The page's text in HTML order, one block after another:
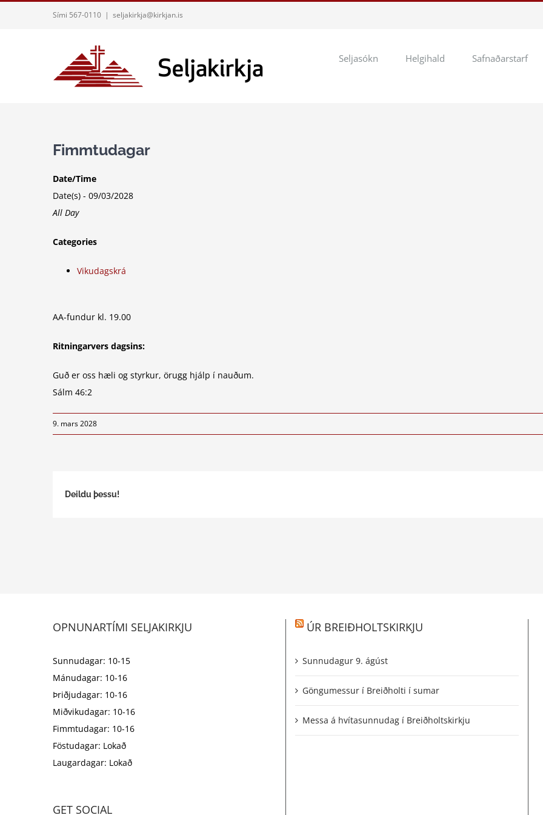
Sími 567-0110 | seljakirkja@kirkjan.is
Seljasókn Helgihald Safnaðarstarf
Fimmtudagar
Date/Time
Date(s) - 09/03/2028
All Day
Categories
Vikudagskrá
AA-fundur kl. 19.00
Ritningarvers dagsins:
Guð er oss hæli og styrkur, örugg hjálp í nauðum.
Sálm 46:2
9. mars 2028
Deildu þessu!
OPNUNARTÍMI SELJAKIRKJU
Sunnudagar: 10-15
Mánudagar: 10-16
Þriðjudagar: 10-16
Miðvikudagar: 10-16
Fimmtudagar: 10-16
Föstudagar: Lokað
Laugardagar: Lokað
GET SOCIAL
ÚR BREIÐHOLTSKIRKJU
Sunnudagur 9. ágúst
Göngumessur í Breiðholti í sumar
Messa á hvítasunnudag í Breiðholtskirkju